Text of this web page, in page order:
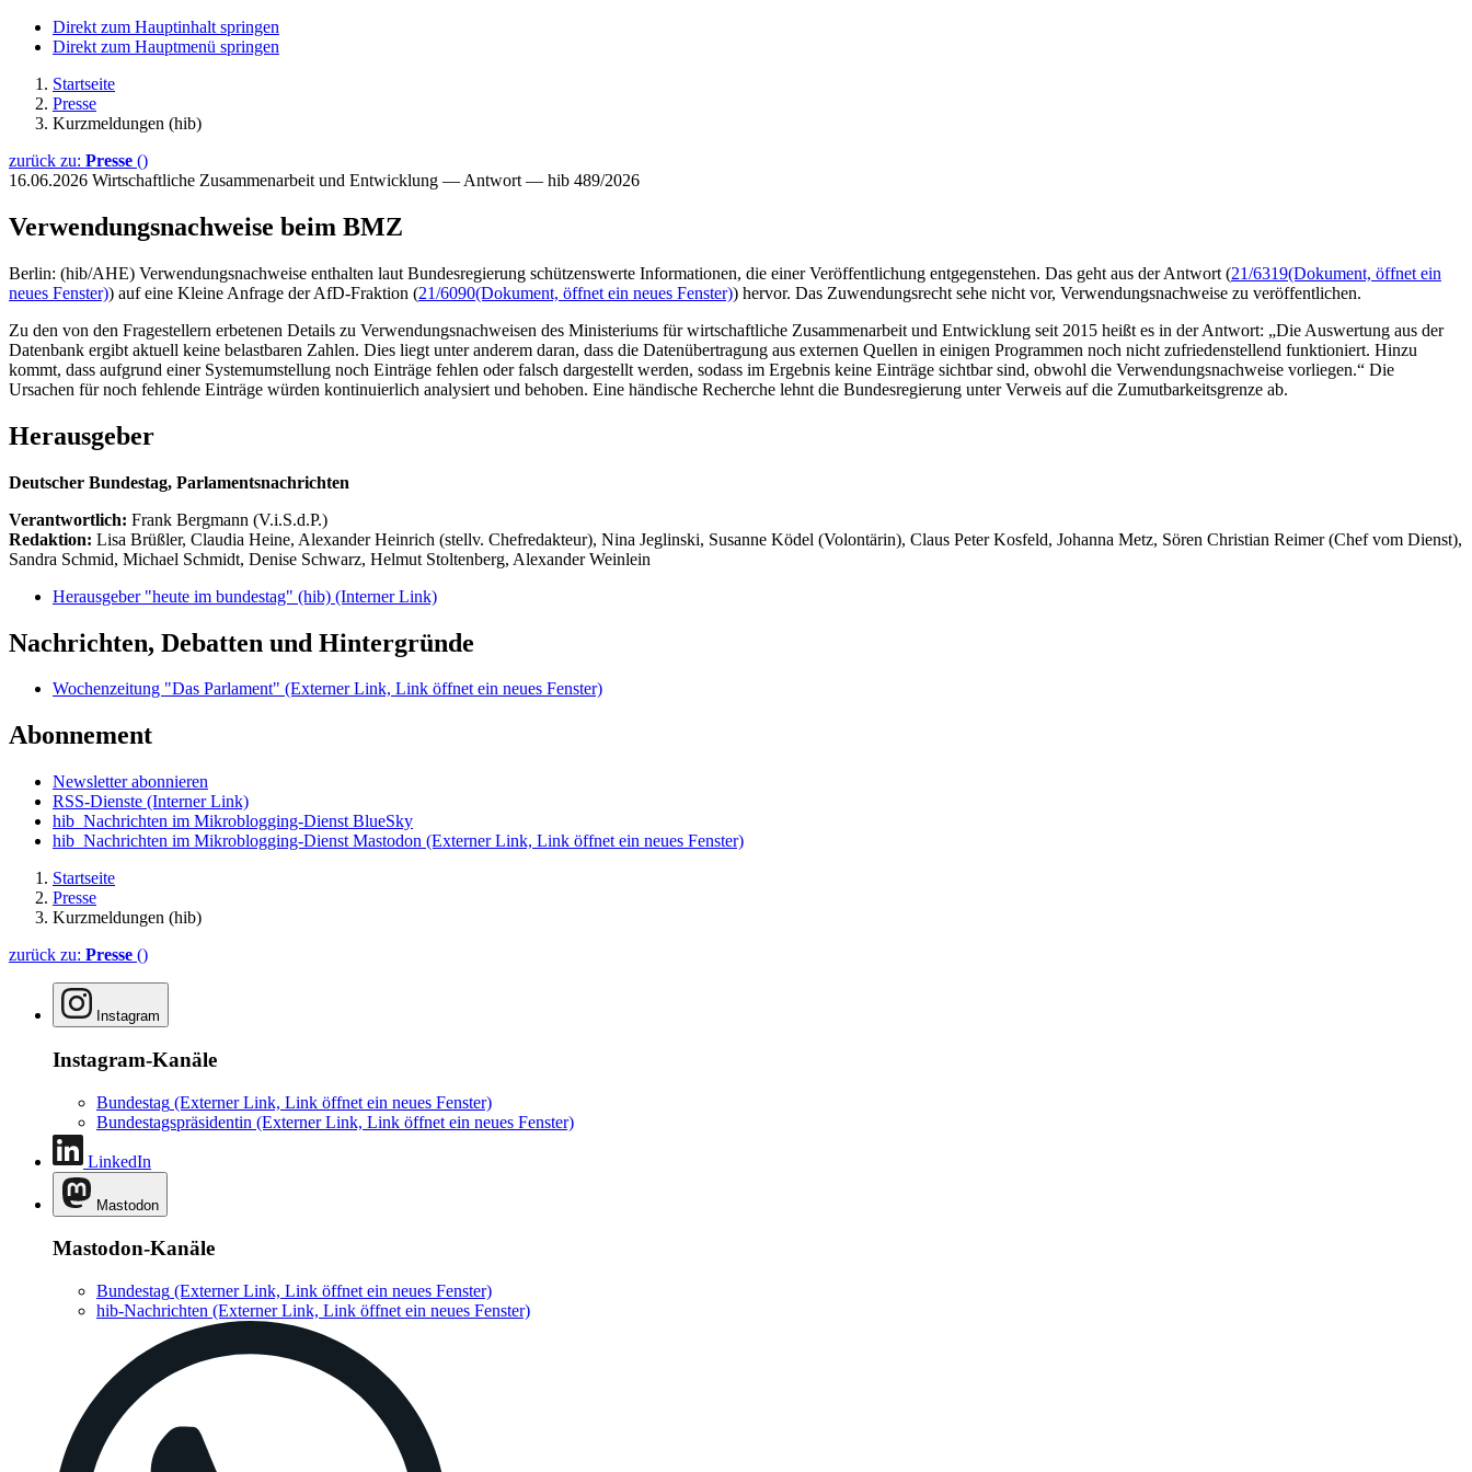
Direkt zum Hauptinhalt springen
Direkt zum Hauptmenü springen
Startseite
Presse
Kurzmeldungen (hib)
zurück zu: Presse ()
16.06.2026 Wirtschaftliche Zusammenarbeit und Entwicklung — Antwort — hib 489/2026
Verwendungsnachweise beim BMZ
Berlin: (hib/AHE) Verwendungsnachweise enthalten laut Bundesregierung schützenswerte Informationen, die einer Veröffentlichung entgegenstehen. Das geht aus der Antwort (21/6319(Dokument, öffnet ein
neues Fenster)) auf eine Kleine Anfrage der AfD-Fraktion (21/6090(Dokument, öffnet ein neues Fenster)) hervor. Das Zuwendungsrecht sehe nicht vor, Verwendungsnachweise zu veröffentlichen.
Zu den von den Fragestellern erbetenen Details zu Verwendungsnachweisen des Ministeriums für wirtschaftliche Zusammenarbeit und Entwicklung seit 2015 heißt es in der Antwort: „Die Auswertung aus der
Datenbank ergibt aktuell keine belastbaren Zahlen. Dies liegt unter anderem daran, dass die Datenübertragung aus externen Quellen in einigen Programmen noch nicht zufriedenstellend funktioniert. Hinzu
kommt, dass aufgrund einer Systemumstellung noch Einträge fehlen oder falsch dargestellt werden, sodass im Ergebnis keine Einträge sichtbar sind, obwohl die Verwendungsnachweise vorliegen.“ Die
Ursachen für noch fehlende Einträge würden kontinuierlich analysiert und behoben. Eine händische Recherche lehnt die Bundesregierung unter Verweis auf die Zumutbarkeitsgrenze ab.
Herausgeber
Deutscher Bundestag, Parlamentsnachrichten
Verantwortlich: Frank Bergmann (V.i.S.d.P.)
Redaktion: Lisa Brüßler, Claudia Heine, Alexander Heinrich (stellv. Chefredakteur), Nina Jeglinski, Susanne Ködel (Volontärin), Claus Peter Kosfeld, Johanna Metz, Sören Christian Reimer (Chef vom Dienst),
Sandra Schmid, Michael Schmidt, Denise Schwarz, Helmut Stoltenberg, Alexander Weinlein
Herausgeber "heute im bundestag" (hib) (Interner Link)
Nachrichten, Debatten und Hintergründe
Wochenzeitung "Das Parlament" (Externer Link, Link öffnet ein neues Fenster)
Abonnement
Newsletter abonnieren
RSS-Dienste (Interner Link)
hib_Nachrichten im Mikroblogging-Dienst BlueSky
hib_Nachrichten im Mikroblogging-Dienst Mastodon (Externer Link, Link öffnet ein neues Fenster)
Startseite
Presse
Kurzmeldungen (hib)
zurück zu: Presse ()
Instagram
Instagram-Kanäle
Bundestag (Externer Link, Link öffnet ein neues Fenster)
Bundestagspräsidentin (Externer Link, Link öffnet ein neues Fenster)
LinkedIn
Mastodon
Mastodon-Kanäle
Bundestag (Externer Link, Link öffnet ein neues Fenster)
hib-Nachrichten (Externer Link, Link öffnet ein neues Fenster)